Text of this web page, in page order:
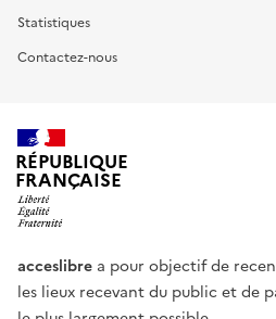
Statistiques
Contactez-nous
RÉPUBLIQUE
FRANÇAISE
acceslibre a pour objectif de
les lieux recevant du public et de